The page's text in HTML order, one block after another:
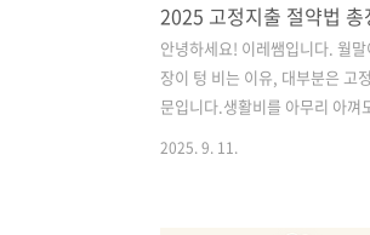
행) 앱 또는 인터넷뱅킹을 통해
능하며, 가입 신청 전에 본인이
을 갖추었는지 확인해야 합니다.
청 시 연령, 소득, 가구소득 등의
안녕하세요! 이레쌤입니다. 월말
장이 텅 비는 이유, 대부분은 고
문입니다.생활비를 아무리 아껴
2025. 9. 11.